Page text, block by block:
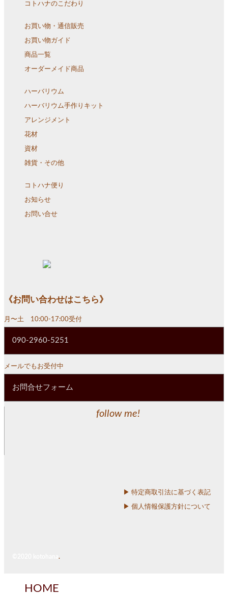
コトハナのこだわり
お買い物・通信販売
お買い物ガイド
商品一覧
オーダーメイド商品
ハーバリウム
ハーバリウム手作りキット
アレンジメント
花材
資材
雑貨・その他
コトハナ便り
お知らせ
お問い合せ
《お問い合わせはこちら》
月〜土 10:00-17:00受付
090-2960-5251
メールでもお受付中
お問合せフォーム
follow me!
▶︎ 特定商取引法に基づく表記
▶︎ 個人情報保護方針について
.
HOME